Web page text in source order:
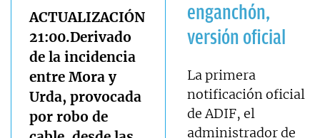
ACTUALIZACIÓN
21:00.Derivado
de la incidencia
entre Mora y
Urda, provocada
por robo de
enganchón,
versión oficial
La primera
notificación oficial
de ADIF, el
administrador de